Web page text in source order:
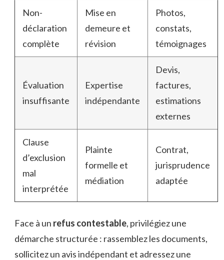
Non-
déclaration
complète
Mise en
demeure et
révision
Photos,
constats,
témoignages
Évaluation
insuffisante
Expertise
indépendante
Devis,
factures,
estimations
externes
Clause
d’exclusion
mal
interprétée
Plainte
formelle et
médiation
Contrat,
jurisprudence
adaptée
Face à un refus contestable, privilégiez une
démarche structurée : rassemblez les documents,
sollicitez un avis indépendant et adressez une